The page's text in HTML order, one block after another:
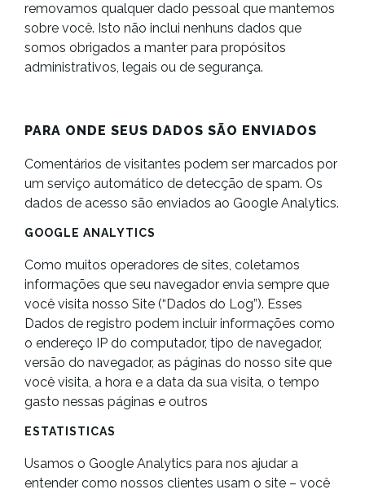
removamos qualquer dado pessoal que mantemos
sobre você. Isto não inclui nenhuns dados que
somos obrigados a manter para propósitos
administrativos, legais ou de segurança.
PARA ONDE SEUS DADOS SÃO ENVIADOS
Comentários de visitantes podem ser marcados por
um serviço automático de detecção de spam. Os
dados de acesso são enviados ao Google Analytics.
GOOGLE ANALYTICS
Como muitos operadores de sites, coletamos
informações que seu navegador envia sempre que
você visita nosso Site (“Dados do Log”). Esses
Dados de registro podem incluir informações como
o endereço IP do computador, tipo de navegador,
versão do navegador, as páginas do nosso site que
você visita, a hora e a data da sua visita, o tempo
gasto nessas páginas e outros
ESTATISTICAS
Usamos o Google Analytics para nos ajudar a
entender como nossos clientes usam o site – você